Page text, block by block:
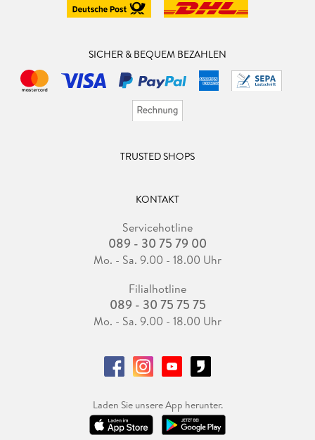
SICHER & BEQUEM BEZAHLEN
TRUSTED SHOPS
KONTAKT
Servicehotline
089 - 30 75 79 00
Mo. - Sa. 9.00 - 18.00 Uhr
Filialhotline
089 - 30 75 75 75
Mo. - Sa. 9.00 - 18.00 Uhr
Laden Sie unsere App herunter.